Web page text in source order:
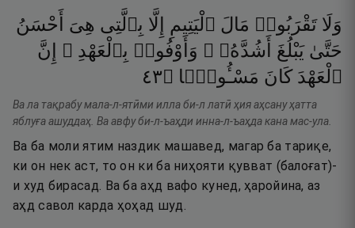
وَلَا تَقْرَبُوا۟ مَالَ ٱلْيَتِيمِ إِلَّا بِٱلَّتِى هِىَ
أَحْسَنُ
حَتَّىٰ يَبْلُغَ أَشُدَّهُۥ ۚ وَأَوْفُوا۟ بِٱلْعَهْدِ ۖ
إِنَّ
ٱلْعَهْدَ كَانَ مَسْـُٔولًۭا ۝٣٤
Ва ла тақрабу мала-л-ятӣми илла би-л латӣ ҳия аҳсану ҳатта
яблуға ашуддаҳ. Ва авфу би-л-ъаҳди инна-л-ъаҳда кана мас-ула.
Ва ба моли ятим наздик машавед, магар ба тариқе,
ки он нек аст, то он ки ба ниҳояти қувват (балоғат)-
и худ бирасад. Ва ба аҳд вафо кунед, ҳаройина, аз
аҳд савол карда ҳоҳад шуд.